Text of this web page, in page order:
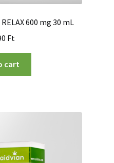
600 mg 30 mL
Ft
cart